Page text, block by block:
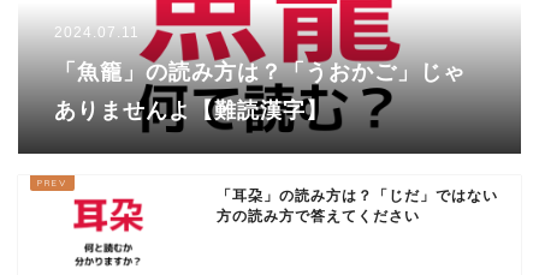
2024.07.11
「魚籠」の読み方は？「うおかご」じゃ
ありませんよ【難読漢字】
「耳朶」の読み方は？「じだ」ではない
方の読み方で答えてください